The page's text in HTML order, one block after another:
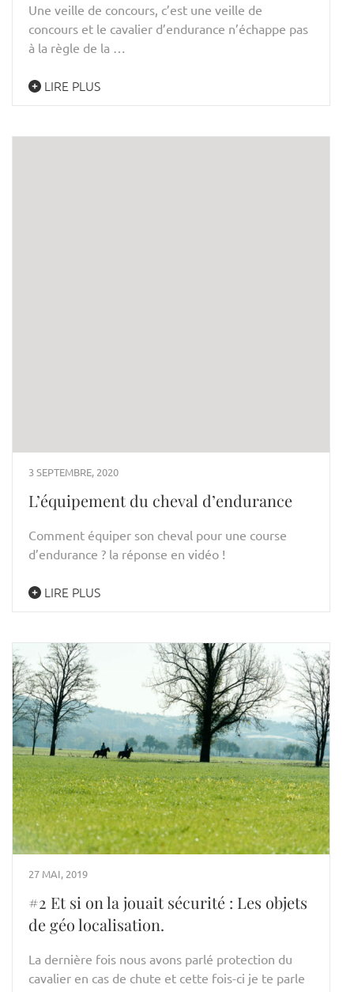
Une veille de concours, c’est une veille de
concours et le cavalier d’endurance n’échappe pas
à la règle de la …
LIRE PLUS
3 SEPTEMBRE, 2020
L’équipement du cheval d’endurance
Comment équiper son cheval pour une course
d’endurance ? la réponse en vidéo !
LIRE PLUS
27 MAI, 2019
#2 Et si on la jouait sécurité : Les objets
de géo localisation.
La dernière fois nous avons parlé protection du
cavalier en cas de chute et cette fois-ci je te parle